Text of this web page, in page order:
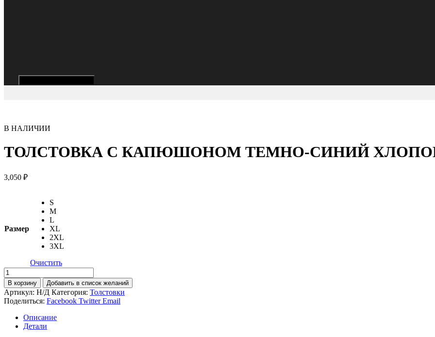
В НАЛИЧИИ
ТОЛСТОВКА С КАПЮШОНОМ ТЕМНО-СИНИЙ
3,050 ₽
Размер
S
M
L
XL
2XL
3XL
Очистить
Количество
товара
ТОЛСТОВКА
С
КАПЮШОНОМ
ТЕМНО-
СИНИЙ
ХЛОПОК.
В корзину Добавить в список желаний
Артикул: Н/Д Категория: Толстовки
Поделиться: Facebook Twitter Email
Описание
Детали